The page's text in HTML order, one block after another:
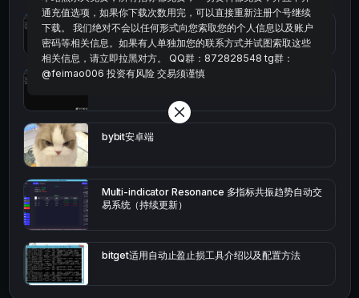
统计涨跌幅的python代码
okx的短线量化的免费版本
bybit安卓端
Multi-indicator Resonance 多指标共振趋势自动交
易系统（持续更新）
bitget适用自动止盈止损工具介绍以及配置方法
通充值选项，如果你下载次数用完，可以直接重新注册个号继续
下载。 我们绝对不会以任何形式向您索取您的个人信息以及账户
密码等相关信息。如果有人单独加您的联系方式并试图索取这些
相关信息，请立即拉黑对方。 QQ群：872828548 tg群：
@feimao006 投资有风险 交易须谨慎